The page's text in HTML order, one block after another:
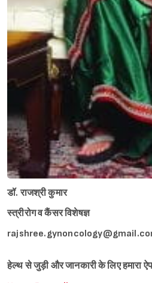
डॉ. राजश्री कुमार
स्त्रीरोग व कैंसर विशेषज्ञ
हेल्थ से जुड़ी और जानकारी के लिए हमारा